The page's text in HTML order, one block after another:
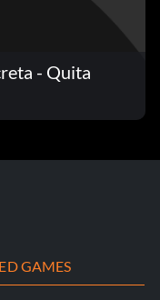
- Quita
GAMES